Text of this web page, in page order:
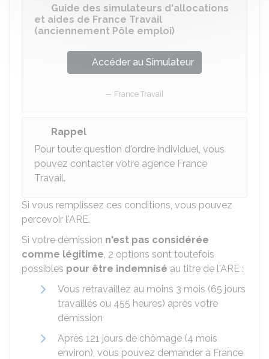
Guide des simulateurs d'allocations
et aides de France Travail
(anciennement Pôle emploi)
Accéder au Simulateur
France Travail
Rappel
Pour toute question d'ordre individuel, vous
pouvez contacter votre agence France
Travail.
Si vous remplissez ces conditions, vous pouvez
percevoir l'ARE.
Si votre démission n'est pas considérée
comme légitime, 2 options sont toutefois
possibles pour être indemnisé au titre de l'ARE :
Vous retravaillez au moins 3 mois (65 jours
travaillés ou 455 heures) après votre
démission
Après 121 jours de chômage (4 mois
environ), vous pouvez demander à France